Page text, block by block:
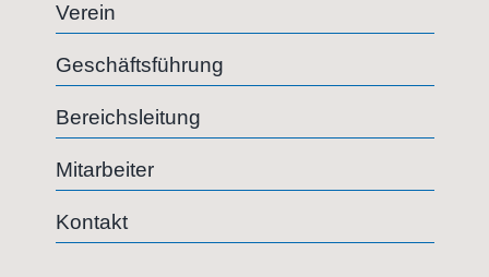
Verein
Geschäftsführung
Bereichsleitung
Mitarbeiter
Kontakt